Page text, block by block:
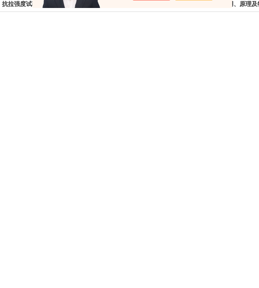
抗拉强度试验机还有哪些其他应用场景？ 介绍纸板破裂试验机的应用、原理